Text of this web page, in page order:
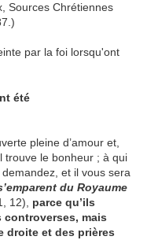
Sources Chrétiennes
par la foi lorsqu'ont
été
pleine d’amour et,
trouve le bonheur ; à qui
et il vous sera
du Royaume
12), parce qu’ils
mais
droite et des prières